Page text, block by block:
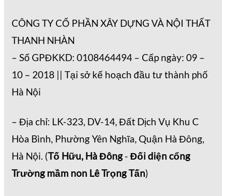
CÔNG TY CỔ PHẦN XÂY DỰNG VÀ NỘI THẤT
THANH NHÀN
– Số GPĐKKD: 0108464494 – Cấp ngày: 09 –
10 – 2018 || Tại sở kế hoạch đầu tư thành phố
Hà Nội
– Địa chỉ: LK-323, DV-14, Đất Dịch Vụ Khu C
Hòa Bình, Phường Yên Nghĩa, Quận Hà Đông,
Hà Nội. (Tố Hữu, Hà Đông- Đối diện cổng
Trường mầm non Lê Trọng Tấn)